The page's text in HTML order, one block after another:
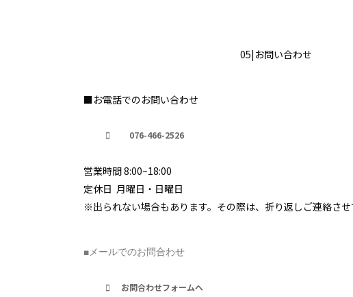
05|お問い合わせ
■お電話でのお問い合わせ
076-466-2526
営業時間 8:00~18:00
定休日 月曜日・日曜日
※出られない場合もあります。その際は、折り返しご連絡させ
■メールでのお問合わせ
お問合わせフォームへ